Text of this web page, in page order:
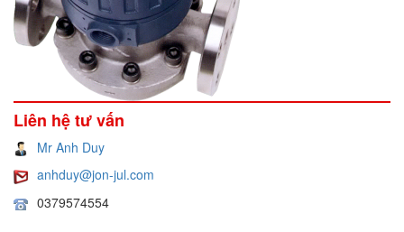
Liên hệ tư vấn
Mr Anh Duy
anhduy@jon-jul.com
0379574554